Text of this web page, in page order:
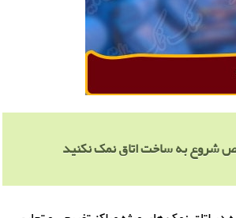
شروع به ساخت اتاق نمک نکنید